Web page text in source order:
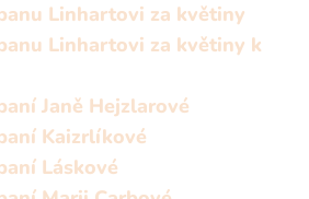
Linhartovi za květiny
Linhartovi za květiny k
Janě Hejzlarové
Kaizrlíkové
Láskové